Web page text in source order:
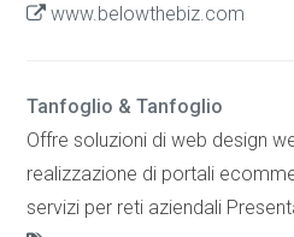
www.belowthebiz.com
Tanfoglio & Tanfoglio
Offre soluzioni di web design
realizzazione di portali
servizi per reti aziendali